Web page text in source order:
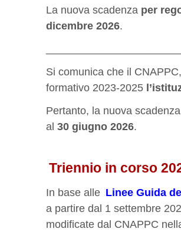
La nuova scadenza per
dicembre 2026.
Si comunica che il
formativo 2023-2025
Pertanto, la nuova scadenza
al 30 giugno 2026.
Triennio in corso
In base alle Linee Guida
a partire dal 1 settembre
modificate dal CNAPPC